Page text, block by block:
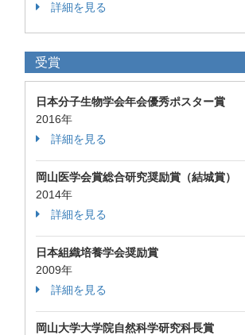
詳細を見る
受賞
日本分子生物学会年会優秀ポスター賞
2016年
詳細を見る
岡山医学会賞総合研究奨励賞（結城賞）
2014年
詳細を見る
日本組織培養学会奨励賞
2009年
詳細を見る
岡山大学大学院自然科学研究科長賞